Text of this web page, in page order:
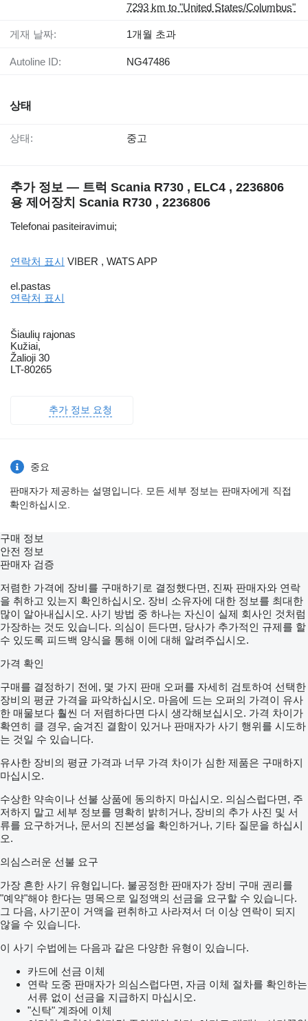
7293 km to "United States/Columbus"
게재 날짜: 1개월 초과
Autoline ID: NG47486
상태
상태: 중고
추가 정보 — 트럭 Scania R730 , ELC4 , 2236806
용 제어장치 Scania R730 , 2236806
Telefonai pasiteiravimui;
연락처 표시 VIBER , WATS APP
el.pastas
연락처 표시
Šiaulių rajonas
Kužiai,
Žalioji 30
LT-80265
추가 정보 요청
중요
판매자가 제공하는 설명입니다. 모든 세부 정보는 판매자에게 직접
확인하십시오.
구매 정보
안전 정보
판매자 검증
저렴한 가격에 장비를 구매하기로 결정했다면, 진짜 판매자와 연락
을 취하고 있는지 확인하십시오. 장비 소유자에 대한 정보를 최대한
많이 알아내십시오. 사기 방법 중 하나는 자신이 실제 회사인 것처럼
가장하는 것도 있습니다. 의심이 든다면, 당사가 추가적인 규제를 할
수 있도록 피드백 양식을 통해 이에 대해 알려주십시오.
가격 확인
구매를 결정하기 전에, 몇 가지 판매 오퍼를 자세히 검토하여 선택한
장비의 평균 가격을 파악하십시오. 마음에 드는 오퍼의 가격이 유사
한 매물보다 훨씬 더 저렴하다면 다시 생각해보십시오. 가격 차이가
확연히 클 경우, 숨겨진 결함이 있거나 판매자가 사기 행위를 시도하
는 것일 수 있습니다.
유사한 장비의 평균 가격과 너무 가격 차이가 심한 제품은 구매하지
마십시오.
수상한 약속이나 선불 상품에 동의하지 마십시오. 의심스럽다면, 주
저하지 말고 세부 정보를 명확히 밝히거나, 장비의 추가 사진 및 서
류를 요구하거나, 문서의 진본성을 확인하거나, 기타 질문을 하십시
오.
의심스러운 선불 요구
가장 흔한 사기 유형입니다. 불공정한 판매자가 장비 구매 권리를
"예약"해야 한다는 명목으로 일정액의 선금을 요구할 수 있습니다.
그 다음, 사기꾼이 거액을 편취하고 사라져서 더 이상 연락이 되지
않을 수 있습니다.
이 사기 수법에는 다음과 같은 다양한 유형이 있습니다.
카드에 선금 이체
연락 도중 판매자가 의심스럽다면, 자금 이체 절차를 확인하는
서류 없이 선금을 지급하지 마십시오.
"신탁" 계좌에 이체